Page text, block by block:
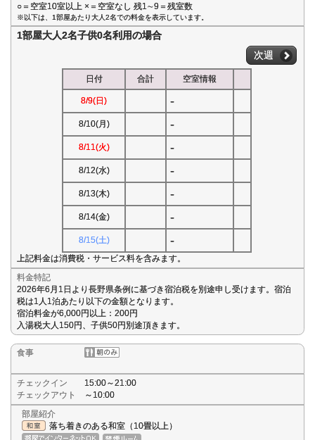
○＝空室10室以上 ×＝空室なし 残1∼9＝残室数
※以下は、1部屋あたり大人2名での料金を表示しています。
1部屋大人2名子供0名利用の場合
次週
日付 合計 空室情報
8/9(日) -
8/10(月) -
8/11(火) -
8/12(水) -
8/13(木) -
8/14(金) -
8/15(土) -
上記料金は消費税・サービス料を含みます。
料金特記
2026年6月1日より長野県条例に基づき宿泊税を別途申し受けます。宿泊
税は1人1泊あたり以下の金額となります。
宿泊料金が6,000円以上：200円
入湯税大人150円、子供50円別途頂きます。
食事
チェックイン
15:00～21:00
チェックアウト
～10:00
部屋紹介
落ち着きのある和室（10畳以上）